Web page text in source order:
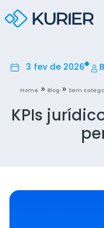
3 fev de 2026
Home » Blog » Sem
KPIs